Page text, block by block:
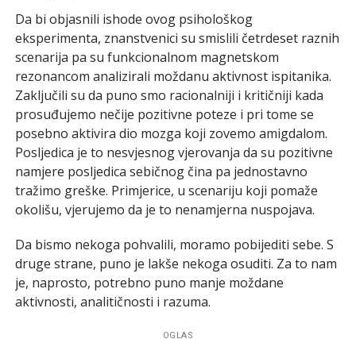
Da bi objasnili ishode ovog psihološkog
eksperimenta, znanstvenici su smislili četrdeset raznih
scenarija pa su funkcionalnom magnetskom
rezonancom analizirali moždanu aktivnost ispitanika.
Zaključili su da puno smo racionalniji i kritičniji kada
prosuđujemo nečije pozitivne poteze i pri tome se
posebno aktivira dio mozga koji zovemo amigdalom.
Posljedica je to nesvjesnog vjerovanja da su pozitivne
namjere posljedica sebičnog čina pa jednostavno
tražimo greške. Primjerice, u scenariju koji pomaže
okolišu, vjerujemo da je to nenamjerna nuspojava.
Da bismo nekoga pohvalili, moramo pobijediti sebe. S
druge strane, puno je lakše nekoga osuditi. Za to nam
je, naprosto, potrebno puno manje moždane
aktivnosti, analitičnosti i razuma.
OGLAS